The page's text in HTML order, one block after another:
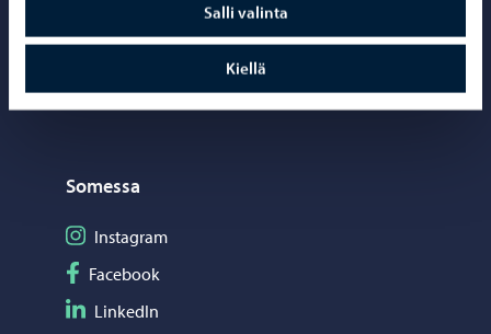
Salli valinta
Kiellä
Verkkokauppa
Kartat ja paikkatiedot
Somessa
Seuraa Instagram
Instagram
Seuraa Facebook
Facebook
Seuraa LinkedIn
LinkedIn